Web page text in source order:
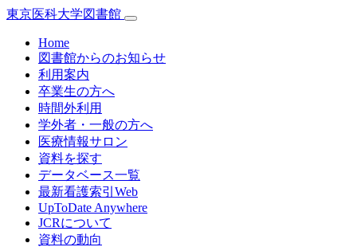
東京医科大学図書館
Home
図書館からのお知らせ
利用案内
卒業生の方へ
時間外利用
学外者・一般の方へ
医療情報サロン
資料を探す
データベース一覧
最新看護索引Web
UpToDate Anywhere
JCRについて
資料の動向